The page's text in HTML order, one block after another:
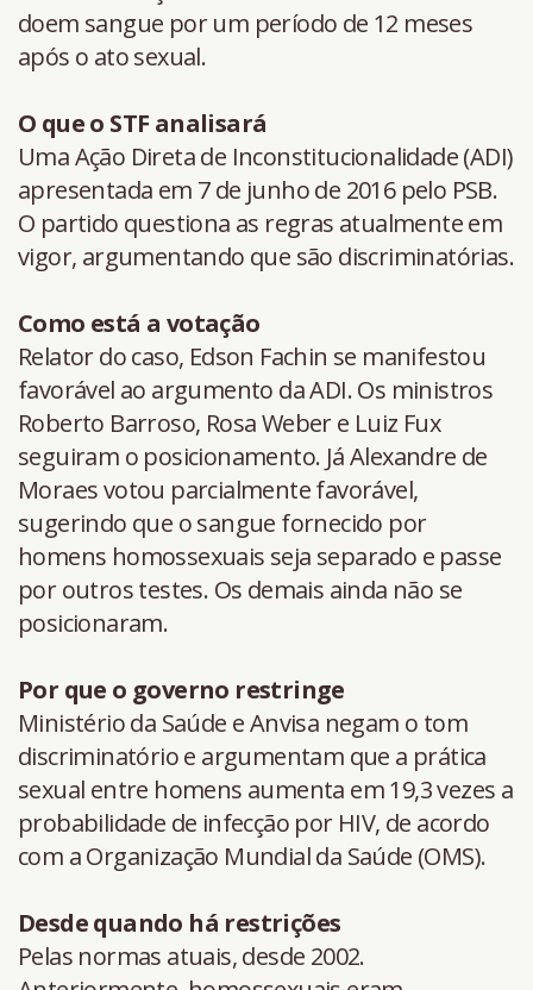
doem sangue por um período de 12 meses
após o ato sexual.
O que o STF analisará
Uma Ação Direta de Inconstitucionalidade (ADI)
apresentada em 7 de junho de 2016 pelo PSB.
O partido questiona as regras atualmente em
vigor, argumentando que são discriminatórias.
Como está a votação
Relator do caso, Edson Fachin se manifestou
favorável ao argumento da ADI. Os ministros
Roberto Barroso, Rosa Weber e Luiz Fux
seguiram o posicionamento. Já Alexandre de
Moraes votou parcialmente favorável,
sugerindo que o sangue fornecido por
homens homossexuais seja separado e passe
por outros testes. Os demais ainda não se
posicionaram.
Por que o governo restringe
Ministério da Saúde e Anvisa negam o tom
discriminatório e argumentam que a prática
sexual entre homens aumenta em 19,3 vezes a
probabilidade de infecção por HIV, de acordo
com a Organização Mundial da Saúde (OMS).
Desde quando há restrições
Pelas normas atuais, desde 2002.